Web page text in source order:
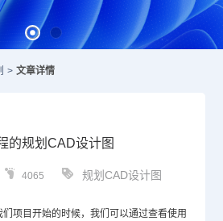
> 文章详情
的规划CAD设计图
4065 规划CAD设计图
项目开始的时候，我们可以通过查看使用